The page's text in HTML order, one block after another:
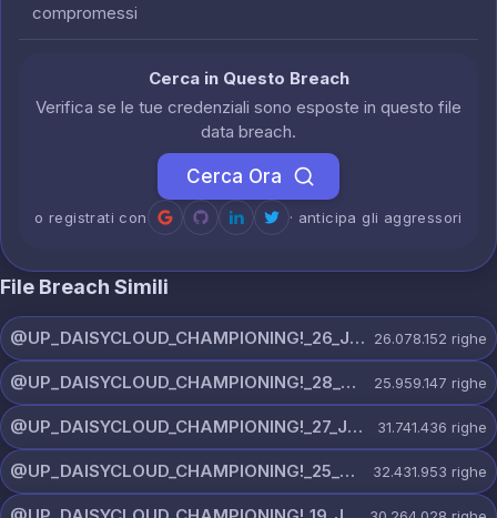
compromessi
Cerca in Questo Breach
Verifica se le tue credenziali sono esposte in questo file
data breach.
Cerca Ora
o registrati con · anticipa gli aggressori
File Breach Simili
@UP_DAISYCLOUD_CHAMPIONING!_26_JULY_5597_ON_CHANNEL.rar 26.078.152 righe
@UP_DAISYCLOUD_CHAMPIONING!_28_JULY_5218_ON_CHANNEL.rar 25.959.147 righe
@UP_DAISYCLOUD_CHAMPIONING!_27_JULY_5982_ON_CHANNEL.rar 31.741.436 righe
@UP_DAISYCLOUD_CHAMPIONING!_25_JULY_5797_ON_CHANNEL.rar 32.431.953 righe